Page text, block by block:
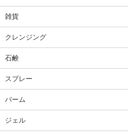
雑貨
クレンジング
石鹸
スプレー
バーム
ジェル